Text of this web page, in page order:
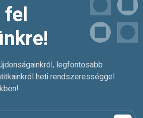
legfontosabb
heti rendszerességgel